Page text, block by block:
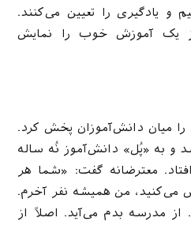
و یادگیری را تعیین می‌کنند.
از یک آموزش خوب را نمایش
میان دانش‌آموزان پخش کرد.
و به «پُل» دانش‌آموز نُه ساله
معترضانه گفت: «شما هر
من همیشه نفر آخرم.
مدرسه بدم می‌آید. اصلاً از